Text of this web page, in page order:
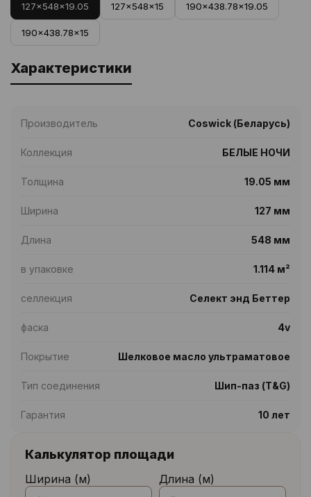
127x548x19.05 127x548x15 190x438.78x19.05
190x438.78x15
Характеристики
Производитель Coswick (Беларусь)
Коллекция БЕЛЫЕ НОЧИ
Толщина 19.05 мм
Ширина 127 мм
Длина 548 мм
в упаковке 1.114 м²
селлекция Селект энд Беттер
фаска 4v
Покрытие Шелковое масло ультраматовое
Тип соединения Шип-паз (T&G)
Гарантия 10 лет
Калькулятор площади
Ширина (м) Длина (м)